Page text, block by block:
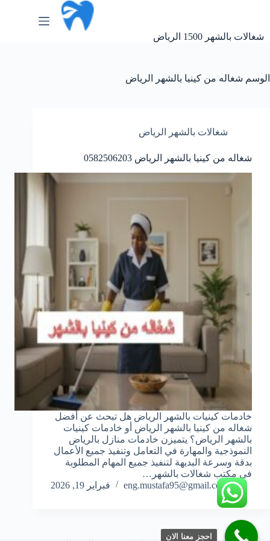
شغالات بالشهر 1500 الرياض
الوسم شغاله من كينيا بالشهر الرياض
شغالات بالشهر الرياض
شغاله من كينيا بالشهر الرياض 0582506203
خادمات كينيات بالشهر الرياض هل تبحث عن أفضل
شغاله من كينيا بالشهر الرياض أو خادمات كينيات
بالشهر الرياض؟ يتميزن خادمات منازل بالرياض
النموذجية والمهارة في التعامل وتنفيذ جميع الأعمال
بدقة وسرعة البديهة لتنفيذ جميع المهام المطلوبة
في مكتب شغالات بالشهر…
eng.mustafa95@gmail.com
فبراير 19, 2026
احجز معنا الان